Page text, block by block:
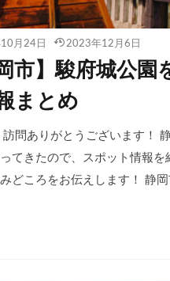
月24日 2023年12月6日
市】駿府城公
まとめ
訪問ありがとうございます！
てきたので、スポット情報
どころをお伝えします！ 静